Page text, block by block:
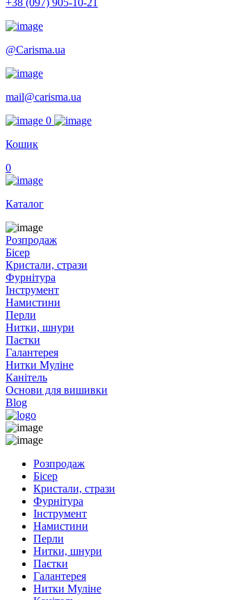
+38 (097) 905-10-21
@Carisma.ua
mail@carisma.ua
0
Кошик
0
Каталог
Розпродаж
Бісер
Кристали, стрази
Фурнітура
Інструмент
Намистини
Перли
Нитки, шнури
Паєтки
Галантерея
Нитки Муліне
Канітель
Основи для вишивки
Blog
Розпродаж
Бісер
Кристали, стрази
Фурнітура
Інструмент
Намистини
Перли
Нитки, шнури
Паєтки
Галантерея
Нитки Муліне